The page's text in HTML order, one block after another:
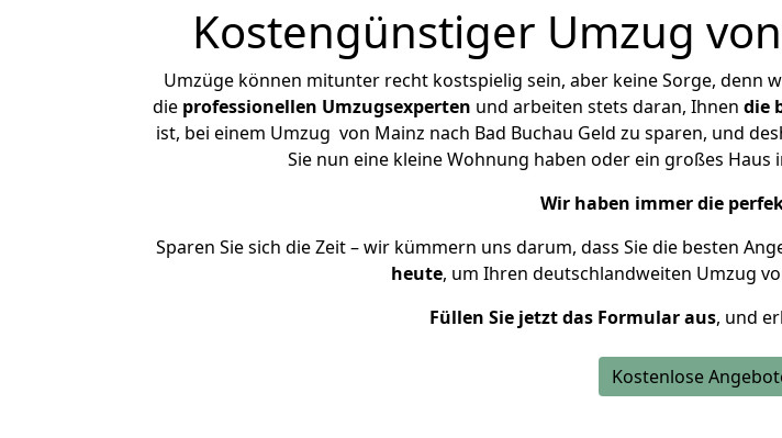
Kostengünstiger Umzug
Umzüge können mitunter recht kostspielig sein, aber keine Sorge, denn
die professionellen Umzugsexperten und arbeiten stets daran, Ihnen die
ist, bei einem Umzug von Mainz nach Bad Buchau Geld zu sparen, und
Sie nun eine kleine Wohnung haben oder ein großes
Wir haben immer die
Sparen Sie sich die Zeit – wir kümmern uns darum, dass Sie die besten
heute, um Ihren deutschlandweiten Umzug
Füllen Sie jetzt das Formular aus, und
Kostenlose